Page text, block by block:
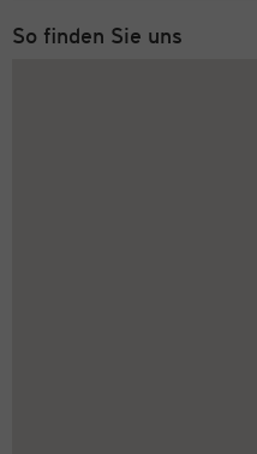
So finden Sie uns